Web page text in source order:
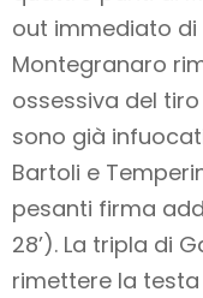
out immediato
Montegranaro
ossessiva del
sono già
Bartoli e
pesanti firma
28’). La tripla di
rimettere la testa